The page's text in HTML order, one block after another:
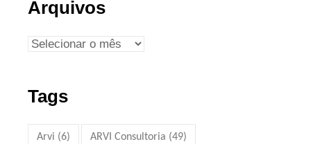
Arquivos
Tags
Arvi (6) ARVI Consultoria (49)